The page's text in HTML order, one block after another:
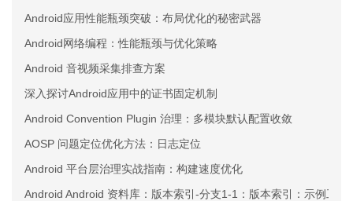
Android应用性能瓶颈突破：布局优化的秘密武器
Android网络编程：性能瓶颈与优化策略
Android 音视频采集排查方案
深入探讨Android应用中的证书固定机制
Android Convention Plugin 治理：多模块默认配置收敛
AOSP 问题定位优化方法：日志定位
Android 平台层治理实战指南：构建速度优化
Android Android 资料库：版本索引-分支1-1：版本索引：示例工程